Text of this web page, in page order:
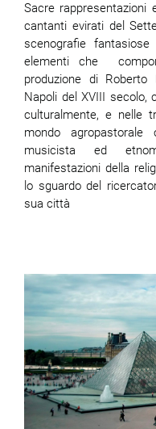
Sacre rappresentazioni
cantanti evirati del
scenografie
elementi che
produzione di Roberto
Napoli del XVIII secolo,
culturalmente, e nelle
mondo agropastorale
musicista ed
manifestazioni della
lo sguardo del
sua città